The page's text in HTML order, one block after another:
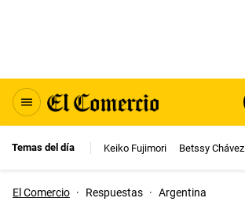
Temas del día Keiko Fujimori Betssy Chávez
El Comercio · Respuestas · Argentina